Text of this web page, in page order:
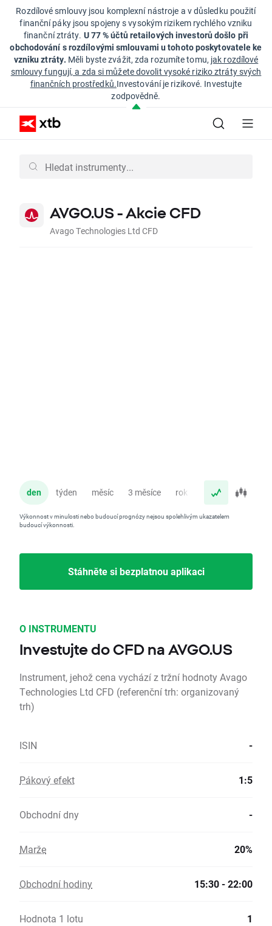
Rozdílové smlouvy jsou komplexní nástroje a v důsledku použití
finanční páky jsou spojeny s vysokým rizikem rychlého vzniku
finanční ztráty. U 77 % účtů retailových investorů došlo při
obchodování s rozdílovými smlouvami u tohoto poskytovatele ke
vzniku ztráty. Měli byste zvážit, zda rozumíte tomu, jak rozdílové
smlouvy fungují, a zda si můžete dovolit vysoké riziko ztráty svých
finančních prostředků.Investování je rizikové. Investujte
zodpovědně.
AVGO.US - Akcie CFD
Avago Technologies Ltd CFD
den týden měsíc 3 měsíce rok
Výkonnost v minulosti nebo budoucí prognózy nejsou spolehlivým ukazatelem
budoucí výkonnosti.
Stáhněte si bezplatnou aplikaci
O INSTRUMENTU
Investujte do CFD na AVGO.US
Instrument, jehož cena vychází z tržní hodnoty Avago
Technologies Ltd CFD (referenční trh: organizovaný
trh)
ISIN -
Pákový efekt 1:5
Obchodní dny -
Marže 20%
Obchodní hodiny 15:30 - 22:00
Hodnota 1 lotu 1